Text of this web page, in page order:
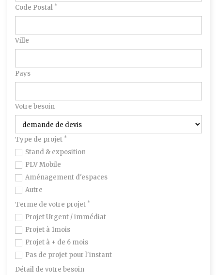
Code Postal *
Ville
Pays
Votre besoin
Type de projet *
Stand & exposition
PLV Mobile
Aménagement d'espaces
Autre
Terme de votre projet *
Projet Urgent / immédiat
Projet à 1mois
Projet à + de 6 mois
Pas de projet pour l'instant
Détail de votre besoin